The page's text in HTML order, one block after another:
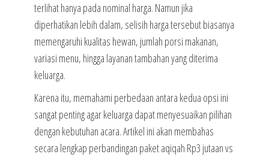
terlihat hanya pada nominal harga. Namun jika
diperhatikan lebih dalam, selisih harga tersebut biasanya
memengaruhi kualitas hewan, jumlah porsi makanan,
variasi menu, hingga layanan tambahan yang diterima
keluarga.
Karena itu, memahami perbedaan antara kedua opsi ini
sangat penting agar keluarga dapat menyesuaikan pilihan
dengan kebutuhan acara. Artikel ini akan membahas
secara lengkap perbandingan paket aqiqah Rp3 jutaan vs